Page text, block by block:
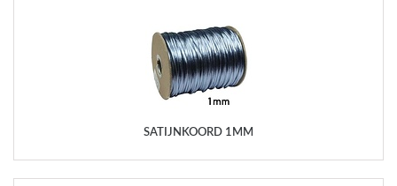
SATIJNKOORD 1MM